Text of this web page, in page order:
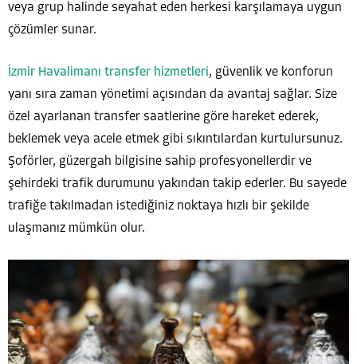
veya grup halinde seyahat eden herkesi karşılamaya uygun
çözümler sunar.
İzmir Havalimanı transfer hizmetleri, güvenlik ve konforun
yanı sıra zaman yönetimi açısından da avantaj sağlar. Size
özel ayarlanan transfer saatlerine göre hareket ederek,
beklemek veya acele etmek gibi sıkıntılardan kurtulursunuz.
Şoförler, güzergah bilgisine sahip profesyonellerdir ve
şehirdeki trafik durumunu yakından takip ederler. Bu sayede
trafiğe takılmadan istediğiniz noktaya hızlı bir şekilde
ulaşmanız mümkün olur.